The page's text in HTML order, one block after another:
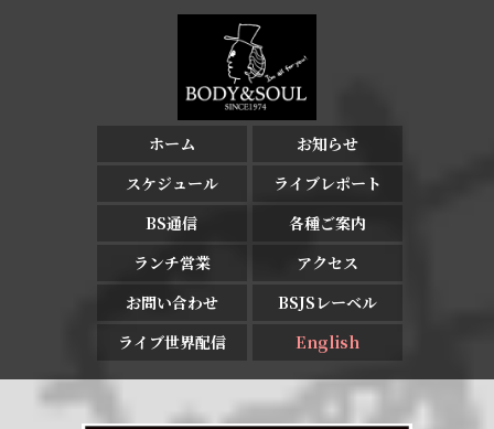
ホーム
お知らせ
スケジュール
ライブレポート
BS通信
各種ご案内
ランチ営業
アクセス
お問い合わせ
BSJSレーベル
ライブ世界配信
English